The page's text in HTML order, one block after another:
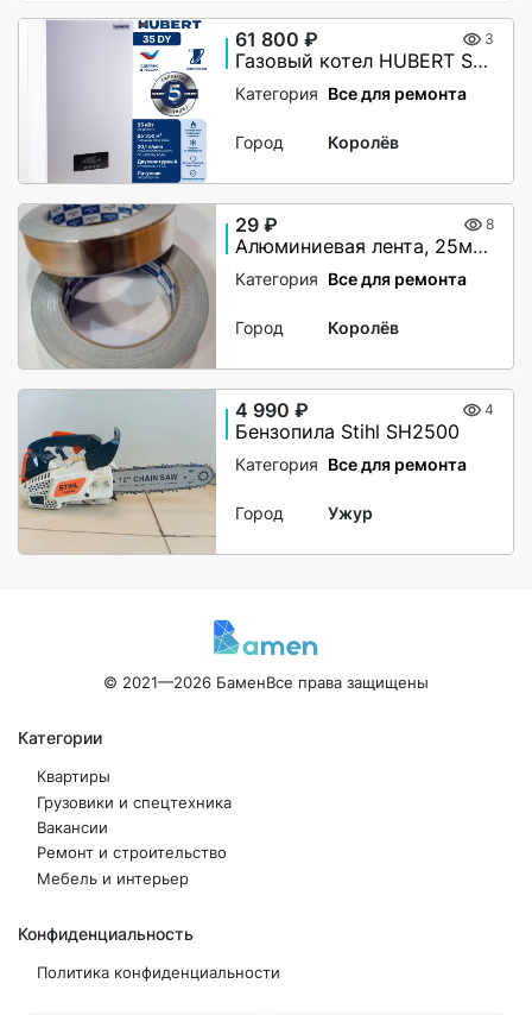
61 800 ₽ 3
Газовый котел HUBERT Smart AGB 35DY настенный двухконтурный
Категория Все для ремонта
Город Королёв
29 ₽ 8
Алюминиевая лента, 25мм х 40М, 50 мкм, без и/у, Klebebander
Категория Все для ремонта
Город Королёв
4 990 ₽ 4
Бензопила Stihl SH2500
Категория Все для ремонта
Город Ужур
© 2021—2026 БаменВсе права защищены
Категории
Квартиры
Грузовики и спецтехника
Вакансии
Ремонт и строительство
Мебель и интерьер
Конфиденциальность
Политика конфиденциальности